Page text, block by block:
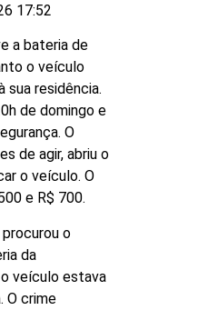
17:52
a bateria de
o veículo
residência.
de domingo e
O
de agir, abriu o
o veículo. O
e R$ 700.
o
da
veículo estava
O crime